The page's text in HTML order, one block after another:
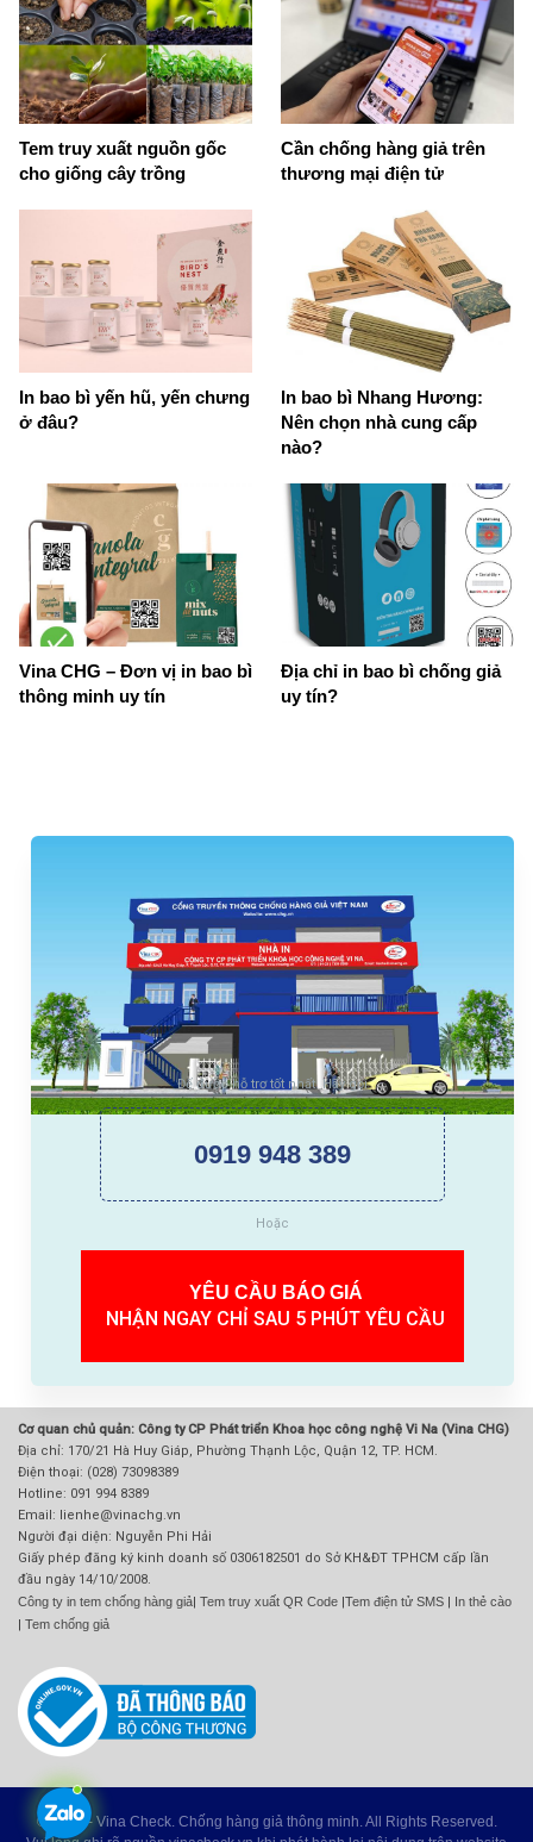
Tem truy xuất nguồn gốc
cho giống cây trồng
Cần chống hàng giả trên
thương mại điện tử
In bao bì yến hũ, yến chưng
ở đâu?
In bao bì Nhang Hương:
Nên chọn nhà cung cấp
nào?
Vina CHG – Đơn vị in bao bì
thông minh uy tín
Địa chỉ in bao bì chống giả
uy tín?
Để được hỗ trợ tốt nhất. Hãy gọi
0919 948 389
Hoặc
YÊU CẦU BÁO GIÁ
NHẬN NGAY CHỈ SAU 5 PHÚT YÊU CẦU
Cơ quan chủ quản: Công ty CP Phát triển Khoa học công nghệ Vi Na (Vina CHG)
Địa chỉ: 170/21 Hà Huy Giáp, Phường Thạnh Lộc, Quận 12, TP. HCM.
Điện thoại: (028) 73098389
Hotline: 091 994 8389
Email: lienhe@vinachg.vn
Người đại diện: Nguyễn Phi Hải
Giấy phép đăng ký kinh doanh số 0306182501 do Sở KH&ĐT TPHCM cấp lần
đầu ngày 14/10/2008.
Công ty in tem chống hàng giả| Tem truy xuất QR Code |Tem điện tử SMS | In thẻ cào
| Tem chống giả
© 2026 - Vina Check. Chống hàng giả thông minh. All Rights Reserved.